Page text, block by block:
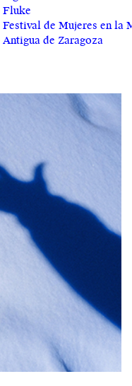
Fluke
Festival de Mujeres en la
Antigua de Zaragoza